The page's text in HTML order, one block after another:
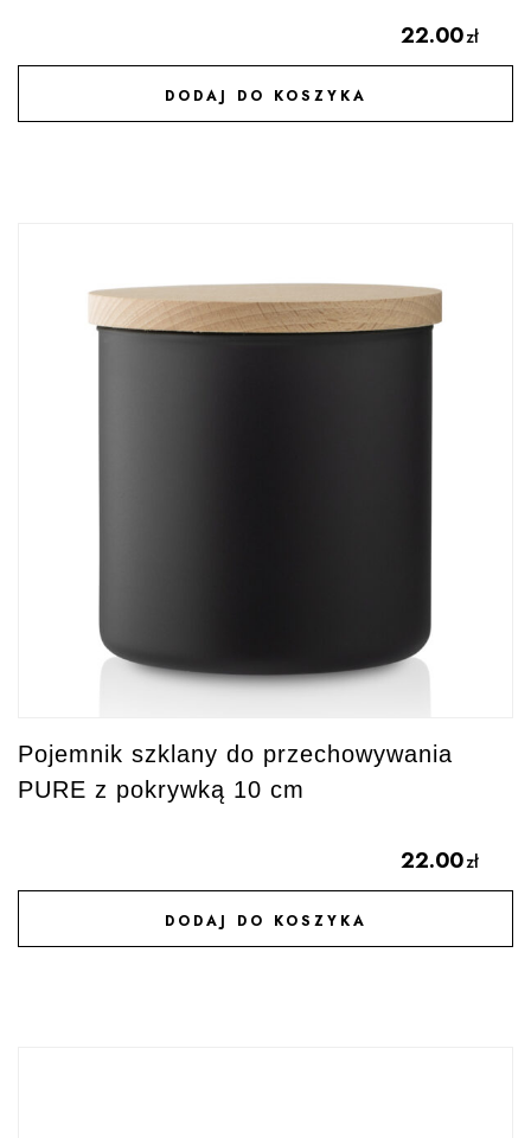
22.00zł
DODAJ DO KOSZYKA
DODAJ DO ULUBIONYCH
Pojemnik szklany do przechowywania
PURE z pokrywką 10 cm
22.00zł
DODAJ DO KOSZYKA
DODAJ DO ULUBIONYCH